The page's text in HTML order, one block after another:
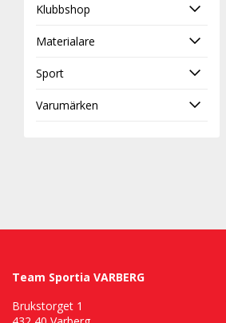
Klubbshop
Materialare
Sport
Varumärken
Team Sportia VARBERG
Brukstorget 1